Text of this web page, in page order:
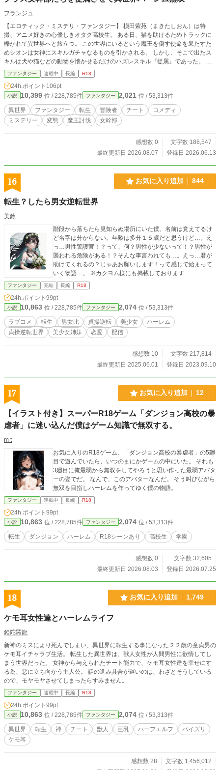
フランジュ
【エロティック・ミステリ・ファンタジー】 槇田紫苑（まきたしおん）は特
撮、アニメ好きの心優しきオタク高校生。 ある日、猫を助けるためトラックに
轢かれて異世界へと旅立つ。 この世界にいるという魔王を倒す使命を果たすた
めシオンは女神にスキルガチャなるものを引かされる。 しかし、そこで出たス
キルは犬や猫などの動物を懐かせるだけのハズレスキル『従属』であった。 絶
望感漂う中、シオンはたまたま組んだパーティーメンバーに樹海に置き去りにさ
れて魔物の群れに取り囲まれてしまう。 絶対絶命のピンチに陥るが、シオンは
偶然にも運命的な出会いをする。 そこで出会ったのは魔王直属の冷酷な"女幹
部"だった。 死を覚悟するもダメ元で発動したスキルがなぜか効いてしまう。 シ
オンが持つハズレスキル『従属』には大きな秘密があったのだ……
ファンタジー 連載中 長編 R18
24h.ポイント 106pt
小説 10,399 位 / 228,785件 ファンタジー 2,021 位 / 53,313件
異世界 ファンタジー 転生 冒険者 チート
コメディ
ミステリー
変態 魔王討伐 女幹部
感想数 0
文字数 186,547
最終更新日 2026.08.07
登録日 2026.06.13
16 お気に入り追加 844
転生？したら男女逆転世界
美鈴
階段から落ちたら見知らぬ場所にいた僕。名前は覚えてるけ
ど名字は分からない。年齢は多分１５歳だと思うけど…。え
っ…男性警護官！？って、何？男性が少ないって！？男性が
襲われる危険がある！？そんな事言われても…。えっ…君が
助けてくれるの？じゃあお願いします！って感じで始まって
いく物語…。 ※カクヨム様にも掲載しております
ファンタジー 完結 長編 R18
24h.ポイント 99pt
小説 10,863 位 / 228,785件 ファンタジー 2,074 位 / 53,313件
ラブコメ 転生 男女比 貞操逆転 美少女
ハーレム
貞操逆転世界
美少女姉妹 恋愛 配信
感想数 10
文字数 217,814
最終更新日 2025.06.01
登録日 2023.09.10
17 お気に入り追加 12
【イラスト付き】スーパーR18ゲーム「ダンジョン高校の暴
虐者」に迷い込んだ僕はゲーム知識で無双する。
m t
お気に入りのR18ゲーム、「ダンジョン高校の暴虐者」の5廻
目で遊んでいたら、いつのまにかゲームの中にいた。 それも
3廻目に俺最弱から無双をしてやろうと思い作った最弱アバタ
ーの姿でだ。 なんで、このアバターなんだ。 そう叫びながら
無双を目指しハーレムを作ってゆく僕の物語。
ファンタジー 連載中 長編 R18
24h.ポイント 99pt
小説 10,863 位 / 228,785件 ファンタジー 2,074 位 / 53,313件
転生 ダンジョン ハーレム R18シーンあり 高校生 学園
感想数 0
文字数 32,605
最終更新日 2026.08.03
登録日 2026.07.25
18 お気に入り追加 1,749
ケモ耳女性達とハーレムライフ
錏陀羅龍
新神のミスにより死んでしまい、異世界に転生する事になった２２歳の童貞男の
ケモ耳イチャラブ生活。 転生した異世界は、獣人女性が人間男性に欲情してし
まう世界だった。 女神から与えられたチート能力で、ケモ耳女性達を幸せにす
る為、悪に立ち向かう主人公。 話の進み具合が遅いのは、わざとそうしている
ので、モヤモヤさせてしまったらすみません。
ファンタジー 連載中 長編 R18
24h.ポイント 99pt
小説 10,863 位 / 228,785件 ファンタジー 2,074 位 / 53,313件
異世界 転生 神 チート 獣人 巨乳 ハーフエルフ
パイズリ
ケモ耳
感想数 28
文字数 1,456,012